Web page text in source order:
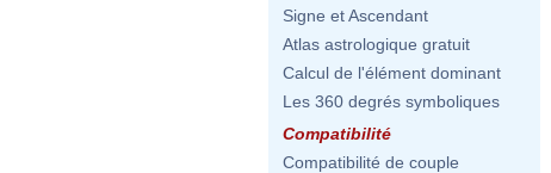
Signe et Ascendant
Atlas astrologique gratuit
Calcul de l'élément dominant
Les 360 degrés symboliques
Compatibilité
Compatibilité de couple